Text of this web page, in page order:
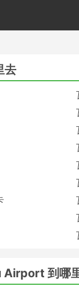
去
Airport 到哪